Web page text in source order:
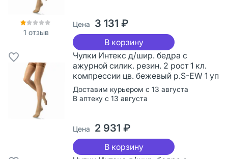
1 отзыв
Цена 3 131 ₽
В корзину
Чулки Интекс д/шир. бедра с
ажурной силик. резин. 2 рост 1 кл.
компрессии цв. бежевый р.S-EW 1 уп
Доставим курьером с 13 августа
В аптеку с 13 августа
Цена 2 931 ₽
В корзину